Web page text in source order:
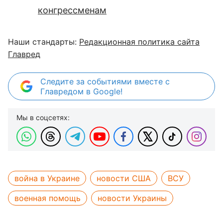
конгрессменам
Наши стандарты: Редакционная политика сайта
Главред
Следите за событиями вместе с
Главредом в Google!
Мы в соцсетях:
война в Украине новости США
ВСУ
военная помощь
новости Украины